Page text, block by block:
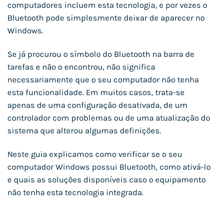
computadores incluem esta tecnologia, e por vezes o
Bluetooth pode simplesmente deixar de aparecer no
Windows.
Se já procurou o símbolo do Bluetooth na barra de
tarefas e não o encontrou, não significa
necessariamente que o seu computador não tenha
esta funcionalidade. Em muitos casos, trata-se
apenas de uma configuração desativada, de um
controlador com problemas ou de uma atualização do
sistema que alterou algumas definições.
Neste guia explicamos como verificar se o seu
computador Windows possui Bluetooth, como ativá-lo
e quais as soluções disponíveis caso o equipamento
não tenha esta tecnologia integrada.